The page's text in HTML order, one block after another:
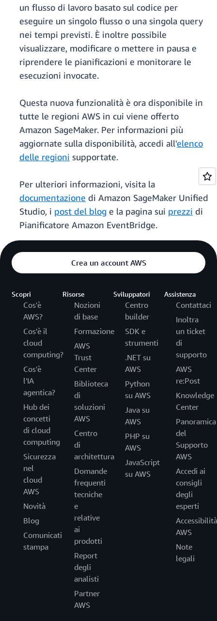
un flusso di lavoro basato sul codice per
eseguire un singolo flusso o una singola query
nei tempi previsti. È inoltre possibile
visualizzare, modificare o mettere in pausa e
riprendere le pianificazioni e monitorare le
esecuzioni invocate.
Questa nuova funzionalità è ora disponibile in
tutte le regioni AWS in cui viene offerto
Amazon SageMaker. Per informazioni più
aggiornate sulla disponibilità, accedi all'elenco
delle regioni supportate.
Per ulteriori informazioni, visita la
documentazione di Amazon SageMaker Unified
Studio, i post del blog e la pagina sui prezzi di
Pianificatore Amazon EventBridge.
Crea un account AWS
Scopri
Cos'è
AWS?
Cos'è il
cloud
computing?
Cos'è
l'IA
agentica?
Hub dei
concetti
di cloud
computing
Sicurezza
nel
cloud
AWS
Novità
Blog
Comunicati
stampa
Risorse
Nozioni
di base
Formazione
AWS
Trust
Center
Biblioteca
di
soluzioni
AWS
Centro
di
architettura
Domande
frequenti
tecniche
e
relative
ai
prodotti
Report
degli
analisti
Partner
AWS
Sviluppatori
Centro
builder
SDK e
strumenti
.NET su
AWS
Python
su AWS
Java su
AWS
PHP su
AWS
JavaScript
su AWS
Assistenza
Contattaci
Inoltra
un ticket
di
supporto
AWS
re:Post
Knowledge
Center
Panoramica
del
Supporto
AWS
Accedi ai
consigli
degli
esperti
Accessibilità
AWS
Note
legali